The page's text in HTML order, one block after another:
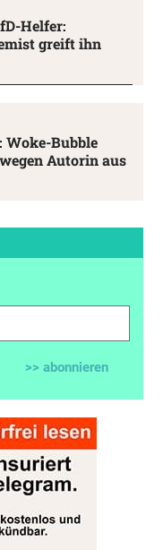
Helfer:
greift ihn
Woke-Bubble
Autorin aus
>> abonnieren